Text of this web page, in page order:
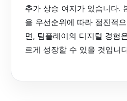
추가 상승 여지가 있습니다.
을 우선순위에 따라 점진적
면, 팀플레이의 디지털 경험
르게 성장할 수 있을 것입니